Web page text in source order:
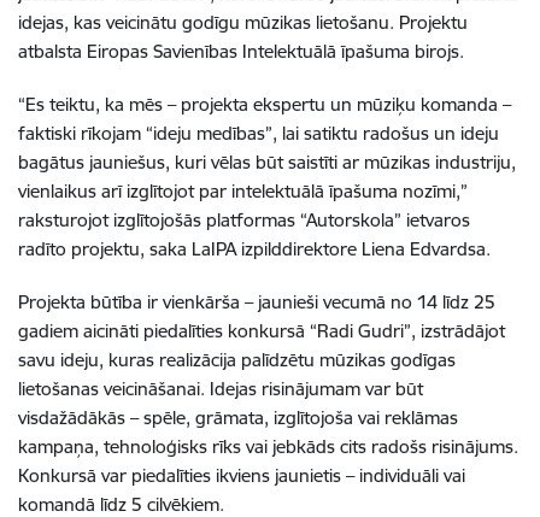
idejas, kas veicinātu godīgu mūzikas lietošanu. Projektu
atbalsta Eiropas Savienības Intelektuālā īpašuma birojs.
“Es teiktu, ka mēs – projekta ekspertu un mūziķu komanda –
faktiski rīkojam “ideju medības”, lai satiktu radošus un ideju
bagātus jauniešus, kuri vēlas būt saistīti ar mūzikas industriju,
vienlaikus arī izglītojot par intelektuālā īpašuma nozīmi,”
raksturojot izglītojošās platformas “Autorskola” ietvaros
radīto projektu, saka LaIPA izpilddirektore Liena Edvardsa.
Projekta būtība ir vienkārša – jaunieši vecumā no 14 līdz 25
gadiem aicināti piedalīties konkursā “Radi Gudri”, izstrādājot
savu ideju, kuras realizācija palīdzētu mūzikas godīgas
lietošanas veicināšanai. Idejas risinājumam var būt
visdažādākās – spēle, grāmata, izglītojoša vai reklāmas
kampaņa, tehnoloģisks rīks vai jebkāds cits radošs risinājums.
Konkursā var piedalīties ikviens jaunietis – individuāli vai
komandā līdz 5 cilvēkiem.